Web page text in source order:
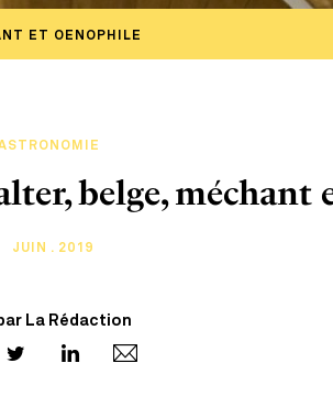
ET OENOPHILE
belge, méchant
JUIN . 2019
La Rédaction